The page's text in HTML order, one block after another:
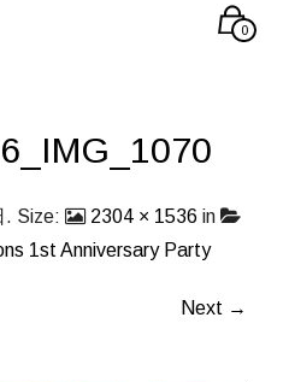
0
. Size: 2304 × 1536 in
1st Anniversary Party
Next →